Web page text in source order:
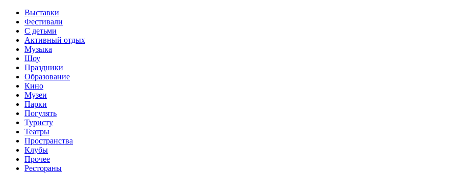
Выставки
Фестивали
С детьми
Активный отдых
Музыка
Шоу
Праздники
Образование
Кино
Музеи
Парки
Погулять
Туристу
Театры
Пространства
Клубы
Прочее
Рестораны